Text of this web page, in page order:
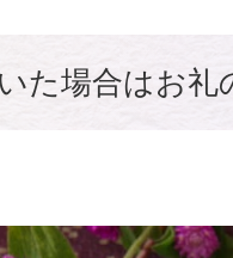
た場合はお礼